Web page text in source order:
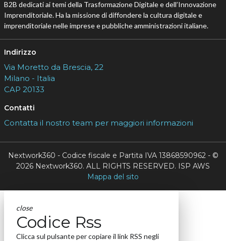
B2B dedicati ai temi della Trasformazione Digitale e dell’Innovazione
Imprenditoriale. Ha la missione di diffondere la cultura digitale e
imprenditoriale nelle imprese e pubbliche amministrazioni italiane.
Indirizzo
Via Moretto da Brescia, 22
Milano - Italia
CAP 20133
Contatti
Contatta il nostro team per maggiori informazioni
Nextwork360 - Codice fiscale e Partita IVA 13868590962 - ©
2026 Nextwork360. ALL RIGHTS RESERVED. ISP AWS
Mappa del sito
close
Codice Rss
Clicca sul pulsante per copiare il link RSS negli